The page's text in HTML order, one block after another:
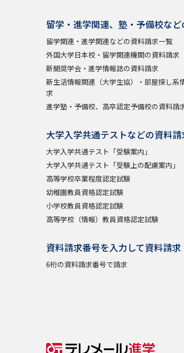
留学・進学関連、塾・予備校な
留学関連・進学関連などの資料請求一覧
外国大学日本校・留学関連機関の資料請求
新聞奨学会・進学情報誌の資料請求
新生活情報関連（大学生協）・部屋探し系
求
進学塾・予備校、高卒認定予備校の資料請
大学入学共通テストなどの資料請
大学入学共通テスト「受験案内」
大学入学共通テスト「受験上の配慮案内」
高等学校卒業程度認定試験
幼稚園教員資格認定試験
小学校教員資格認定試験
高等学校（情報）教員資格認定試験
資料請求番号を入力して資料請求
6桁の資料請求番号で請求